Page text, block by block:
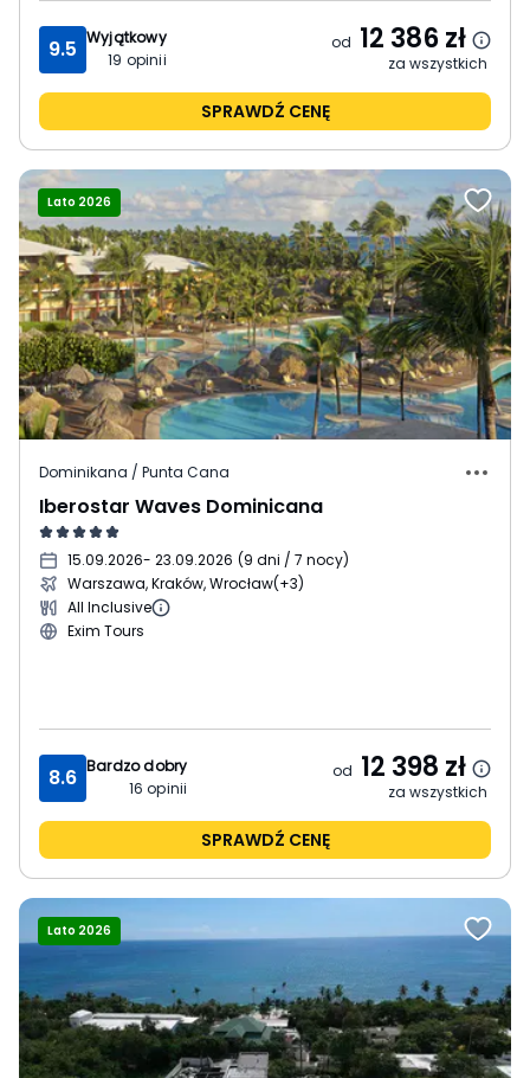
9.5 Wyjątkowy
19 opinii
od 12 386zł
za wszystkich
SPRAWDŹ CENĘ
Lato 2026
Dominikana / Punta Cana
Iberostar Waves Dominicana
15.09.2026- 23.09.2026 (9 dni / 7 nocy)
Warszawa, Kraków, Wrocław(+3)
All Inclusive
Exim Tours
8.6 Bardzo dobry
16 opinii
od 12 398 zł
za wszystkich
SPRAWDŹ CENĘ
Lato 2026